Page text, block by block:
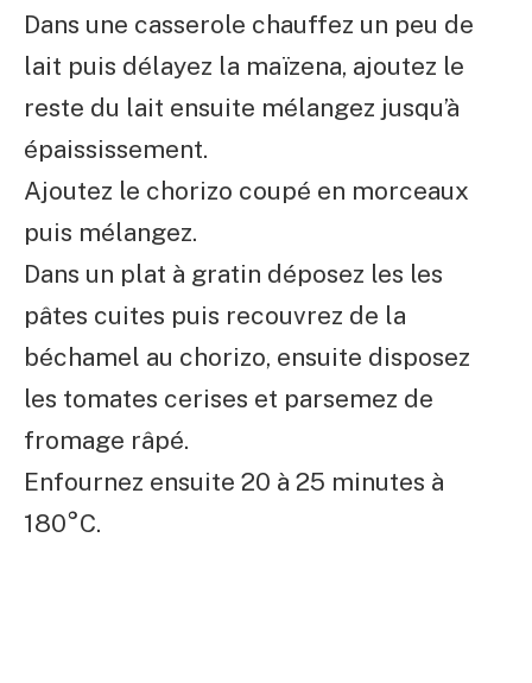
Dans une casserole chauffez un peu de
lait puis délayez la maïzena, ajoutez le
reste du lait ensuite mélangez jusqu’à
épaississement.
Ajoutez le chorizo coupé en morceaux
puis mélangez.
Dans un plat à gratin déposez les les
pâtes cuites puis recouvrez de la
béchamel au chorizo, ensuite disposez
les tomates cerises et parsemez de
fromage râpé.
Enfournez ensuite 20 à 25 minutes à
180°C.